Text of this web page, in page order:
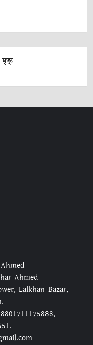
Ahmed
Lalkhan Bazar,